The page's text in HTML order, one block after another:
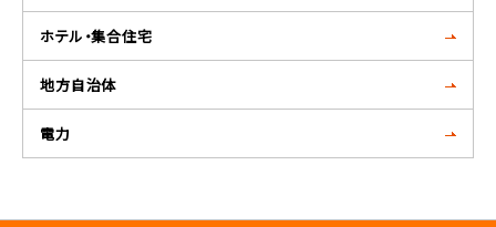
ホテル・集合住宅
地方自治体
電力